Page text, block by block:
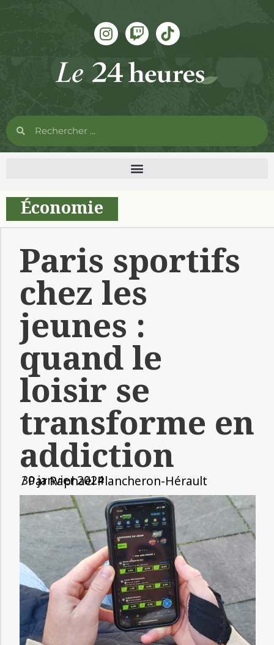
Économie
Paris sportifs
chez les
jeunes :
quand le
loisir se
transforme en
addiction
30 janvier 2024
/ ParRaphaël Plancheron-Hérault